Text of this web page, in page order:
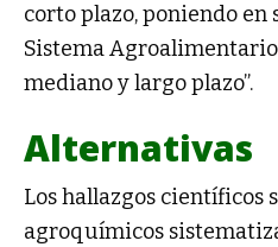
corto plazo, poniendo
Sistema
mediano y largo plazo”.
Alternativas
Los hallazgos científicos
agroquímicos